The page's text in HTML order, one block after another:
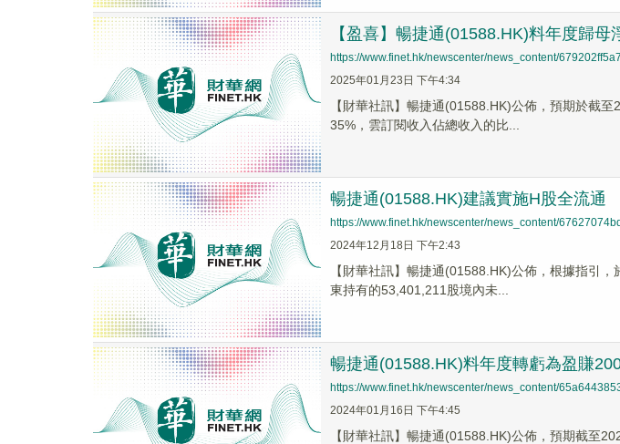
【盈喜】暢捷通(01588.HK)料年度歸
https://www.finet.hk/newscenter/news_content/
2025年01月23日 下午4:34
【財華社訊】暢捷通(01588.HK)公佈，預期於截
35%，雲訂閱收入佔總收入的比...
暢捷通(01588.HK)建議實施H股全流通
https://www.finet.hk/newscenter/news_content/
2024年12月18日 下午2:43
【財華社訊】暢捷通(01588.HK)公佈，根據指引
東持有的53,401,211股境內未...
暢捷通(01588.HK)料年度轉虧為盈賺
https://www.finet.hk/newscenter/news_content/
2024年01月16日 下午4:45
【財華社訊】暢捷通(01588.HK)公佈，預期截至